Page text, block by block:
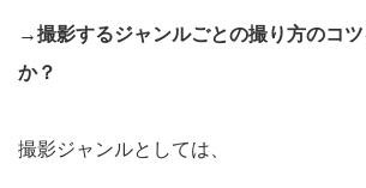
→撮影するジャンルごとの撮り方のコ
か？
撮影ジャンルとしては、